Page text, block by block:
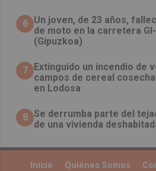
6 Un joven, de 23 años,
de moto en la carretera
(Gipuzkoa)
7 Extinguido un incendio de
campos de cereal
en Lodosa
8 Se derrumba parte del
de una vivienda
Inicio Quiénes Somos